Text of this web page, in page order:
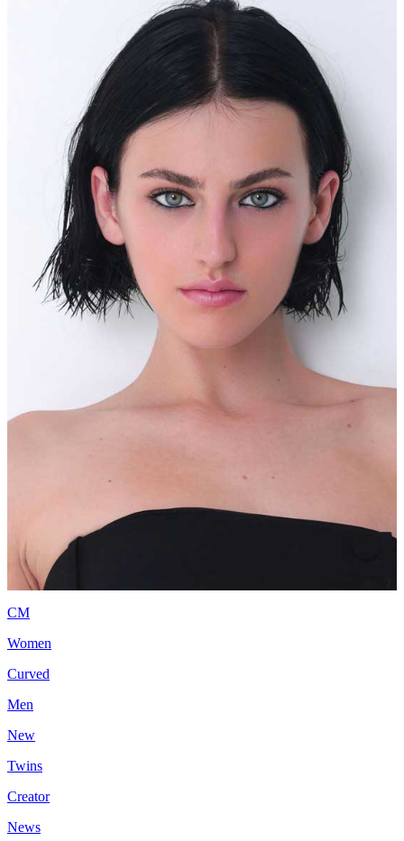
CM
Women
Curved
Men
New
Twins
Creator
News